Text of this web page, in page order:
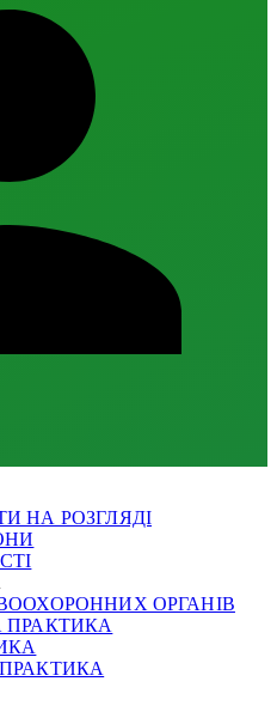
НА РОЗГЛЯДІ
ОРГАНІВ
ПРАКТИКА